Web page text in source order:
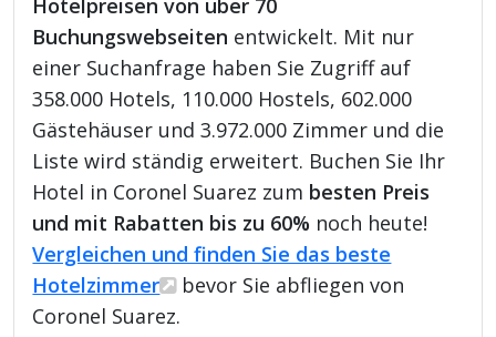
Buchungswebseiten entwickelt. Mit nur
einer Suchanfrage haben Sie Zugriff auf
358.000 Hotels, 110.000 Hostels, 602.000
Gästehäuser und 3.972.000 Zimmer und die
Liste wird ständig erweitert. Buchen Sie Ihr
Hotel in Coronel Suarez zum besten Preis
und mit Rabatten bis zu 60% noch heute!
Vergleichen und finden Sie das beste
Hotelzimmer
bevor Sie abfliegen von
Coronel Suarez.